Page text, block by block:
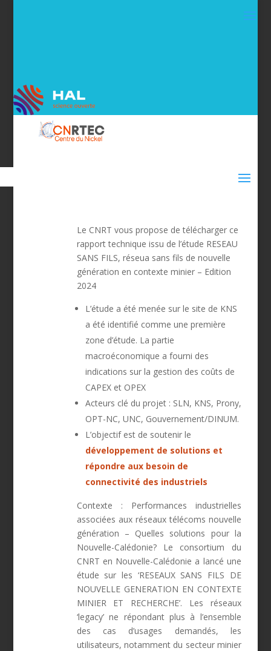
Le CNRT vous propose de télécharger ce
rapport technique issu de l’étude RESEAU
SANS FILS, réseua sans fils de nouvelle
génération en contexte minier – Edition
2024
L’étude a été menée sur le site de KNS
a été identifié comme une première
zone d’étude. La partie
macroéconomique a fourni des
indications sur la gestion des coûts de
CAPEX et OPEX
Acteurs clé du projet : SLN, KNS, Prony,
OPT-NC, UNC, Gouvernement/DINUM.
L’objectif est de soutenir le
développement de solutions et
répondre aux besoin de
connectivité des industriels
Contexte : Performances industrielles
associées aux réseaux télécoms nouvelle
génération – Quelles solutions pour la
Nouvelle-Calédonie? Le consortium du
CNRT en Nouvelle-Calédonie a lancé une
étude sur les ‘RESEAUX SANS FILS DE
NOUVELLE GENERATION EN CONTEXTE
MINIER ET RECHERCHE’. Les réseaux
‘legacy’ ne répondant plus à l’ensemble
des cas d’usages demandés, les
utilisateurs, notamment du secteur minier